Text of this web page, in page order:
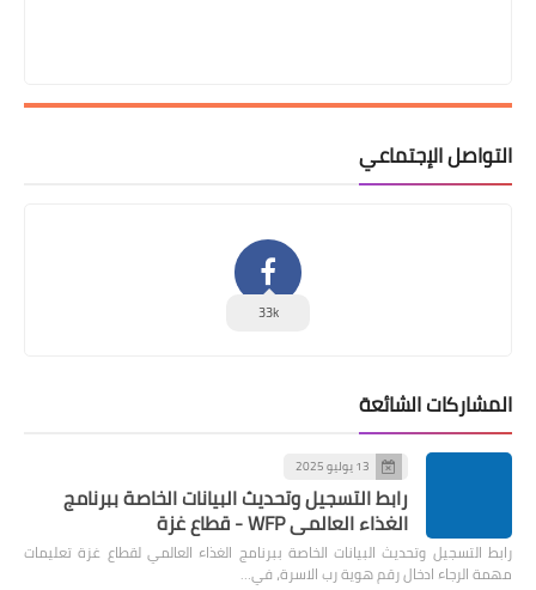
التواصل الإجتماعي
33k
المشاركات الشائعة
13 يوليو 2025
رابط التسجيل وتحديث البيانات الخاصة ببرنامج
الغذاء العالمي WFP - قطاع غزة
رابط التسجيل وتحديث البيانات الخاصة ببرنامج الغذاء العالمي لقطاع غزة تعليمات
مهمة الرجاء ادخال رقم هوية رب الاسرة، في…